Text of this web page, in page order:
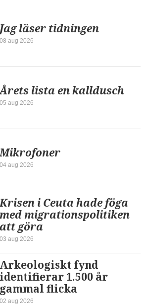
Jag läser tidningen
08 aug 2026
Årets lista en kalldusch
05 aug 2026
Mikrofoner
04 aug 2026
Krisen i Ceuta hade föga
med migrationspolitiken
att göra
03 aug 2026
Arkeologiskt fynd
identifierar 1.500 år
gammal flicka
02 aug 2026